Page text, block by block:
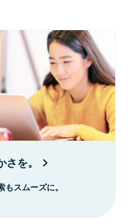
を。
スムーズに。